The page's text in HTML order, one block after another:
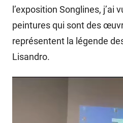
l’exposition Songlines, j’ai
peintures qui sont des
représentent la légende
Lisandro.